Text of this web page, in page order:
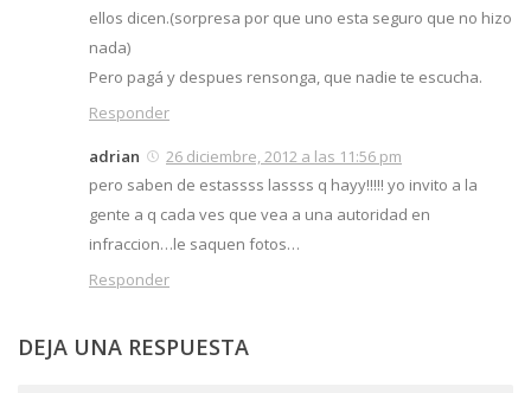
ellos dicen.(sorpresa por que uno esta seguro que no hizo
nada)
Pero pagá y despues rensonga, que nadie te escucha.
Responder
adrian
26 diciembre, 2012 a las 11:56 pm
pero saben de estassss lassss q hayy!!!!! yo invito a la
gente a q cada ves que vea a una autoridad en
infraccion…le saquen fotos…
Responder
DEJA UNA RESPUESTA